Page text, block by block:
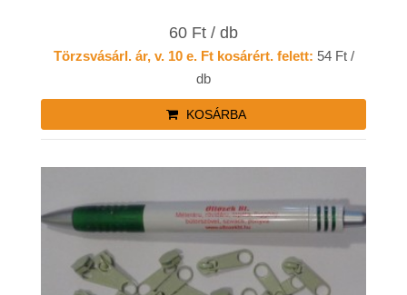
60 Ft / db
Törzsvásárl. ár, v. 10 e. Ft kosárért. felett: 54 Ft /
db
KOSÁRBA